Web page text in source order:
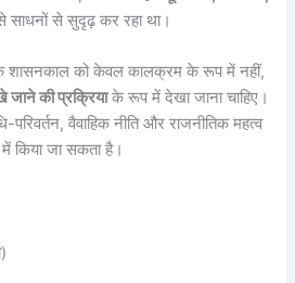
से सुदृढ़ कर रहा था।
शासनकाल को केवल कालक्रम के रूप में नहीं,
जाने की प्रक्रियाके रूप में देखा जाना चाहिए।
वैवाहिक नीति और राजनीतिक महत्व
किया जा सकता है।